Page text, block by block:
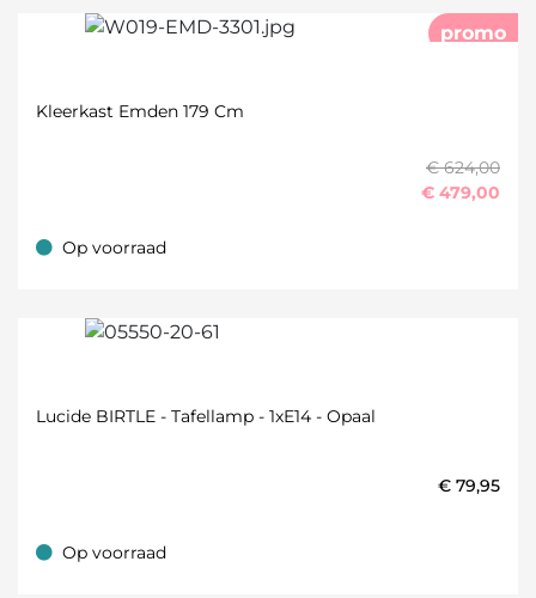
promo
Kleerkast Emden 179 Cm
€ 624,00
€ 479,00
Op voorraad
Op voorraad
Lucide BIRTLE - Tafellamp - 1xE14 - Opaal
€ 79,95
Op voorraad
Op voorraad